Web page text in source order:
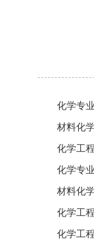
化学专
材料化
化学工
化学专
材料化
化学工
化学工